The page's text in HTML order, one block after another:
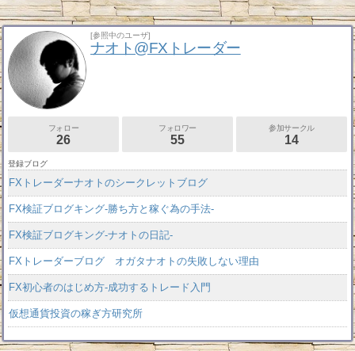
[参照中のユーザ]
ナオト@FXトレーダー
フォロー
26
フォロワー
55
参加サークル
14
登録ブログ
FXトレーダーナオトのシークレットブログ
FX検証ブログキング-勝ち方と稼ぐ為の手法-
FX検証ブログキング-ナオトの日記-
FXトレーダーブログ オガタナオトの失敗しない理由
FX初心者のはじめ方-成功するトレード入門
仮想通貨投資の稼ぎ方研究所